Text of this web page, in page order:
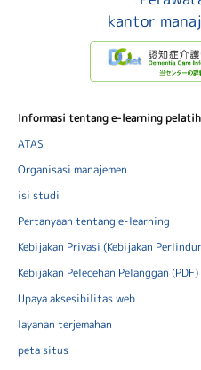
kantor
Informasi tentang e-learning
ATAS
Organisasi manajemen
isi studi
Pertanyaan tentang e-learning
Kebijakan Privasi (Kebijakan
Kebijakan Pelecehan Pelanggan (PDF)
Upaya aksesibilitas web
layanan terjemahan
peta situs